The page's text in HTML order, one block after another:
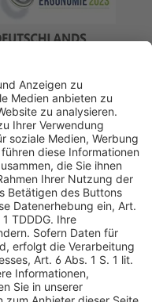
Impressum
Compliance